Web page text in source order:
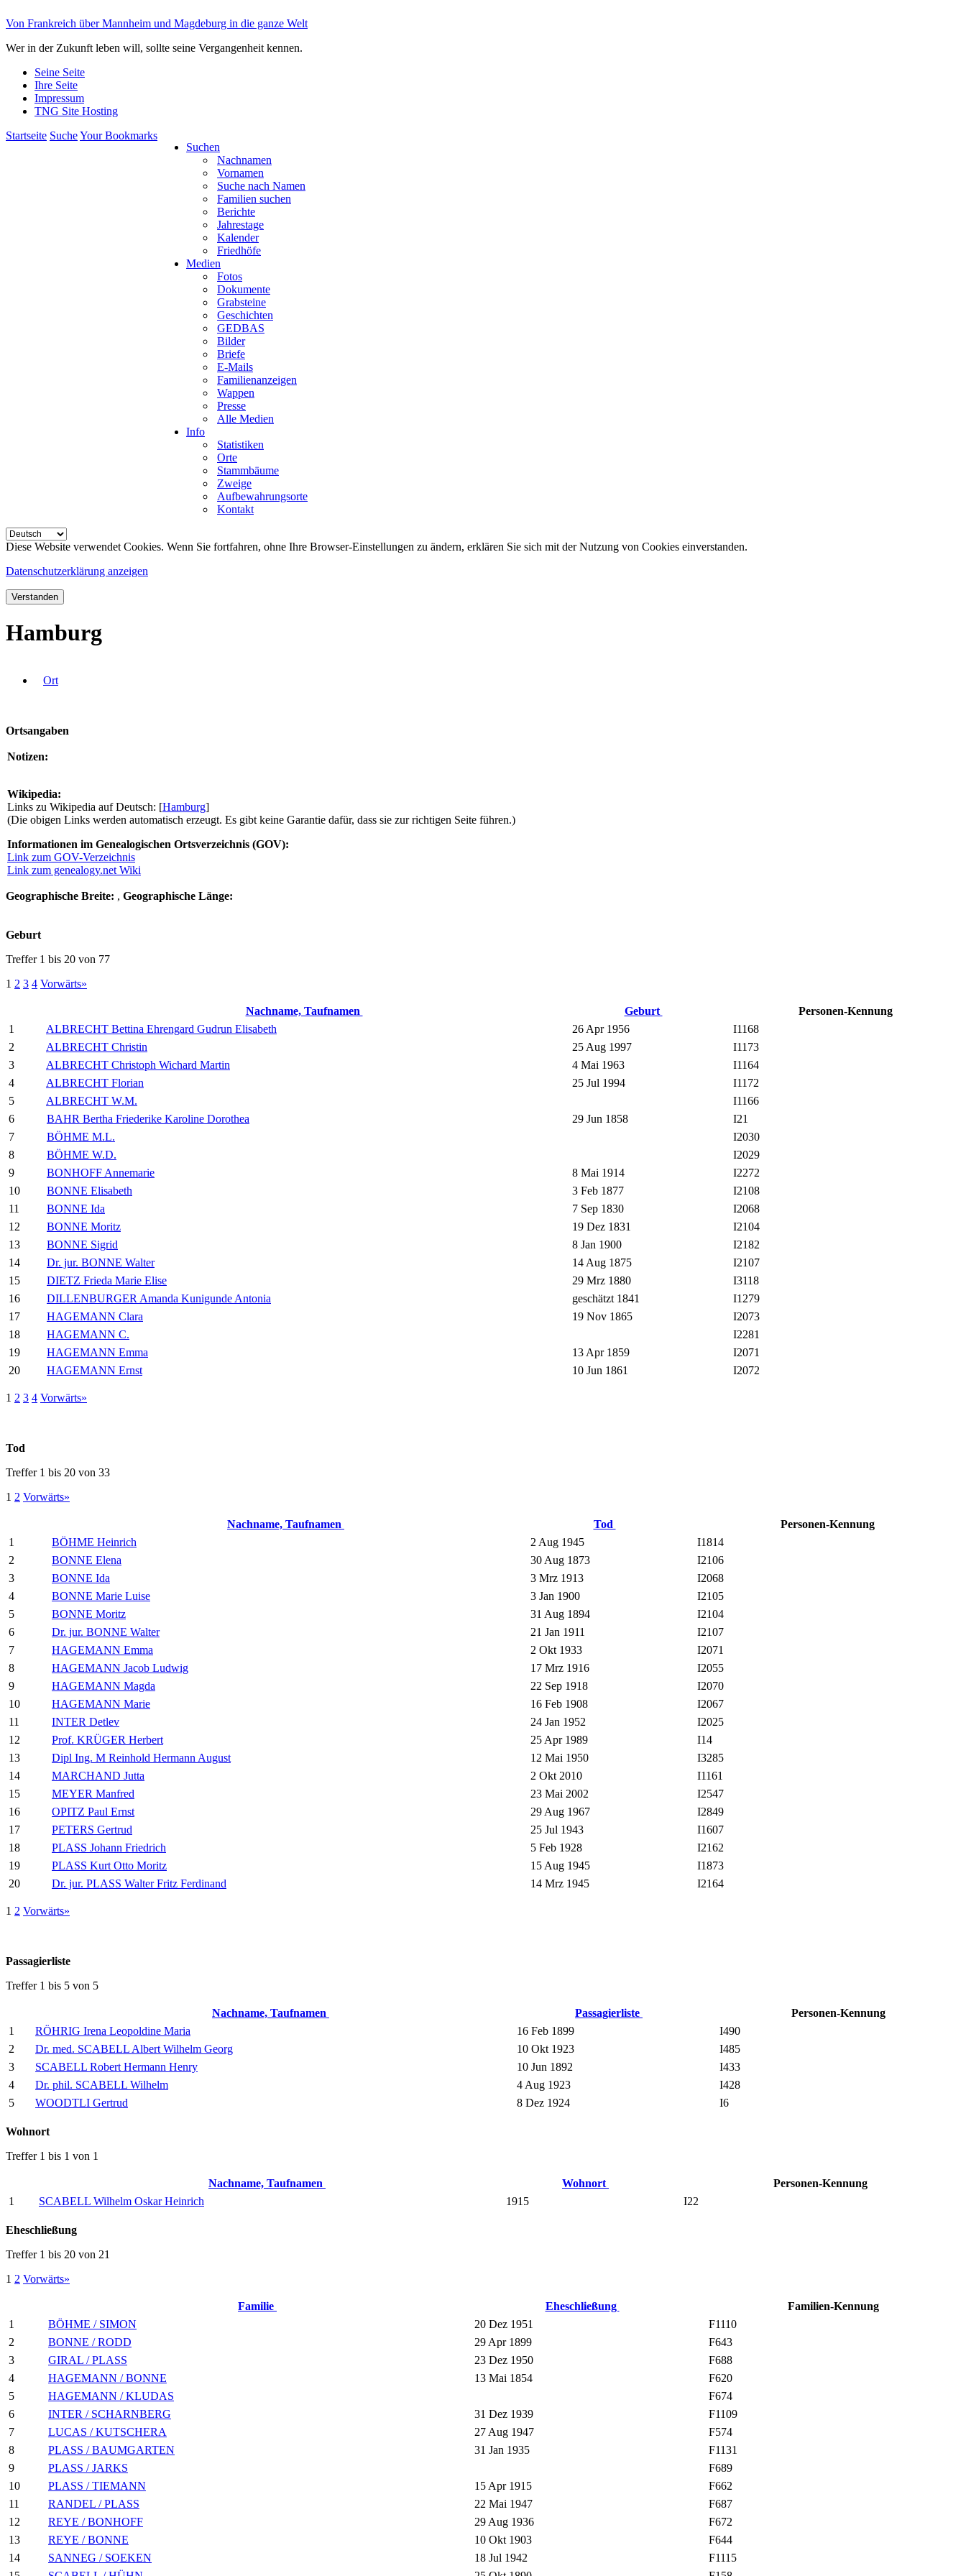
Von Frankreich über Mannheim und Magdeburg in die ganze Welt
Wer in der Zukunft leben will, sollte seine Vergangenheit kennen.
Seine Seite
Ihre Seite
Impressum
TNG Site Hosting
Startseite SucheYour Bookmarks
Suchen
Nachnamen
Vornamen
Suche nach Namen
Familien suchen
Berichte
Jahrestage
Kalender
Friedhöfe
Medien
Fotos
Dokumente
Grabsteine
Geschichten
GEDBAS
Bilder
Briefe
E-Mails
Familienanzeigen
Wappen
Presse
Alle Medien
Info
Statistiken
Orte
Stammbäume
Zweige
Aufbewahrungsorte
Kontakt
Diese Website verwendet Cookies. Wenn Sie fortfahren, ohne Ihre Browser-Einstellungen zu ändern, erklären Sie sich mit der Nutzung von Cookies einverstanden.
Datenschutzerklärung anzeigen
Verstanden
Hamburg
Ort
Ortsangaben
Notizen:
Wikipedia:
Links zu Wikipedia auf Deutsch: [Hamburg]
(Die obigen Links werden automatisch erzeugt. Es gibt keine Garantie dafür, dass sie zur richtigen Seite führen.)
Informationen im Genealogischen Ortsverzeichnis (GOV):
Link zum GOV-Verzeichnis
Link zum genealogy.net Wiki
Geographische Breite: , Geographische Länge:
Geburt
Treffer 1 bis 20 von 77
1 2 3 4 Vorwärts»
Nachname, Taufnamen Geburt
Personen-Kennung
1
ALBRECHT Bettina Ehrengard Gudrun Elisabeth 26 Apr 1956
I1168
2
ALBRECHT Christin 25 Aug 1997
I1173
3
ALBRECHT Christoph Wichard Martin 4 Mai 1963
I1164
4
ALBRECHT Florian 25 Jul 1994
I1172
5
ALBRECHT W.M.
I1166
6
BAHR Bertha Friederike Karoline Dorothea 29 Jun 1858
I21
7
BÖHME M.L.
I2030
8
BÖHME W.D.
I2029
9
BONHOFF Annemarie 8 Mai 1914
I2272
10
BONNE Elisabeth 3 Feb 1877
I2108
11
BONNE Ida 7 Sep 1830
I2068
12
BONNE Moritz 19 Dez 1831
I2104
13
BONNE Sigrid 8 Jan 1900
I2182
14
Dr. jur. BONNE Walter 14 Aug 1875
I2107
15
DIETZ Frieda Marie Elise 29 Mrz 1880
I3118
16
DILLENBURGER Amanda Kunigunde Antonia geschätzt 1841
I1279
17
HAGEMANN Clara 19 Nov 1865
I2073
18
HAGEMANN C.
I2281
19
HAGEMANN Emma 13 Apr 1859
I2071
20
HAGEMANN Ernst 10 Jun 1861 I2072
1 2 3 4 Vorwärts»
Tod
Treffer 1 bis 20 von 33
1 2 Vorwärts»
Nachname, Taufnamen Tod
Personen-Kennung
1
BÖHME Heinrich 2 Aug 1945
I1814
2
BONNE Elena 30 Aug 1873
I2106
3
BONNE Ida 3 Mrz 1913
I2068
4
BONNE Marie Luise 3 Jan 1900
I2105
5
BONNE Moritz 31 Aug 1894
I2104
6
Dr. jur. BONNE Walter 21 Jan 1911
I2107
7
HAGEMANN Emma 2 Okt 1933
I2071
8
HAGEMANN Jacob Ludwig 17 Mrz 1916
I2055
9
HAGEMANN Magda 22 Sep 1918
I2070
10
HAGEMANN Marie 16 Feb 1908
I2067
11
INTER Detlev 24 Jan 1952
I2025
12
Prof. KRÜGER Herbert 25 Apr 1989
I14
13
Dipl Ing. M Reinhold Hermann August 12 Mai 1950
I3285
14
MARCHAND Jutta 2 Okt 2010
I1161
15
MEYER Manfred 23 Mai 2002
I2547
16
OPITZ Paul Ernst 29 Aug 1967
I2849
17
PETERS Gertrud 25 Jul 1943
I1607
18
PLASS Johann Friedrich 5 Feb 1928
I2162
19
PLASS Kurt Otto Moritz 15 Aug 1945
I1873
20
Dr. jur. PLASS Walter Fritz Ferdinand 14 Mrz 1945 I2164
1 2 Vorwärts»
Passagierliste
Treffer 1 bis 5 von 5
Nachname, Taufnamen Passagierliste
Personen-Kennung
1
RÖHRIG Irena Leopoldine Maria 16 Feb 1899
I490
2
Dr. med. SCABELL Albert Wilhelm Georg 10 Okt 1923
I485
3
SCABELL Robert Hermann Henry 10 Jun 1892
I433
4
Dr. phil. SCABELL Wilhelm 4 Aug 1923
I428
5
WOODTLI Gertrud 8 Dez 1924 I6
Wohnort
Treffer 1 bis 1 von 1
Nachname, Taufnamen Wohnort
Personen-Kennung
1
SCABELL Wilhelm Oskar Heinrich 1915 I22
Eheschließung
Treffer 1 bis 20 von 21
1 2 Vorwärts»
Familie Eheschließung
Familien-Kennung
1
BÖHME / SIMON 20 Dez 1951
F1110
2
BONNE / RODD 29 Apr 1899
F643
3
GIRAL / PLASS 23 Dez 1950
F688
4
HAGEMANN / BONNE 13 Mai 1854
F620
5
HAGEMANN / KLUDAS
F674
6
INTER / SCHARNBERG 31 Dez 1939
F1109
7
LUCAS / KUTSCHERA 27 Aug 1947
F574
8
PLASS / BAUMGARTEN 31 Jan 1935
F1131
9
PLASS / JARKS
F689
10
PLASS / TIEMANN 15 Apr 1915
F662
11
RANDEL / PLASS 22 Mai 1947
F687
12
REYE / BONHOFF 29 Aug 1936
F672
13
REYE / BONNE 10 Okt 1903
F644
14
SANNEG / SOEKEN 18 Jul 1942
F1115